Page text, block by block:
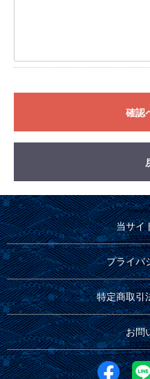
確認
当サイ
プライバ
特定商取引
お問